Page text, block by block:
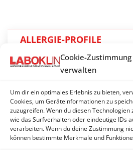
Cookie-Zustimmung
verwalten
Um dir ein optimales Erlebnis zu bieten,
Cookies, um Geräteinformationen zu
zuzugreifen. Wenn du diesen
wie das Surfverhalten oder eindeutige IDs
verarbeiten. Wenn du deine Zustimmung
können bestimmte Merkmale und
ALLERGIE-PROFILE
Allergie-Profil Haut (Pferd)
PAX complete (Futtermittel)
PAX complete
PAX complete